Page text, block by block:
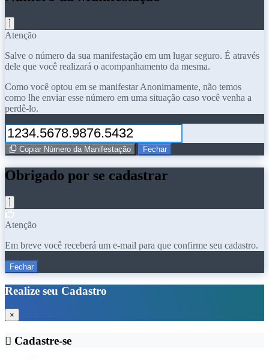
Atenção
Salve o número da sua manifestação em um lugar seguro. É através
dele que você realizará o acompanhamento da mesma.
Como você optou em se manifestar Anonimamente, não temos
como lhe enviar esse número em uma situação caso você venha a
perdê-lo.
Copiar Número da Manifestação Fechar
Obrigado por se cadastrar
Atenção
Em breve você receberá um e-mail para que confirme seu cadastro.
Fechar
Realize seu Cadastro
×
Cadastre-se